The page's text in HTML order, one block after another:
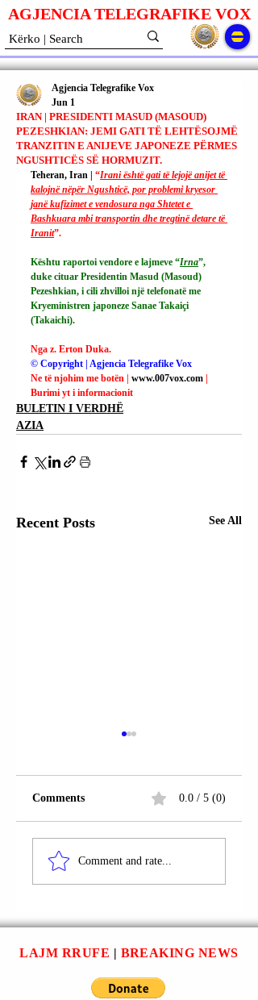
AGJENCIA TELEGRAFIKE VOX
IRAN | PRESIDENTI MASUD (MASOUD)
PEZESHKIAN: JEMI GATI TË LEHTËSOJMË
TRANZITIN E ANIJEVE JAPONEZE PËRMES
NGUSHTICËS SË HORMUZIT.
Agjencia Telegrafike Vox
Jun 1
Teheran, Iran | “Irani është gati të lejojë anijet të
kalojnë nëpër Ngushticë, por problemi kryesor
janë kufizimet e vendosura nga Shtetet e
Bashkuara mbi transportin dhe tregtinë detare të
Iranit”.
Kështu raportoi vendore e lajmeve “Irna”,
duke cituar Presidentin Masud (Masoud)
Pezeshkian, i cili zhvilloi një telefonatë me
Kryeministren japoneze Sanae Takaiçi
(Takaichi).
Nga z. Erton Duka.
© Copyright | Agjencia Telegrafike Vox
Ne të njohim me botën | www.007vox.com
Burimi yt i informacionit
BULETIN I VERDHË
AZIA
Recent Posts See All
IRAN | PRESIDENTI
MASUD (MASOUD)
BISEDIMEVE
BËRTHAMORE ME
SHTETET E
BASHKUARA TË
AMERIKËS.
Comments 0.0 / 5 (0)
Comment and rate...
LAJM RRUFE | BREAKING NEWS